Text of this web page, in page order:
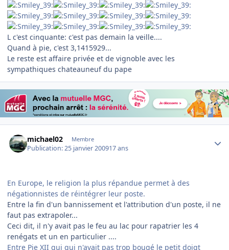
L c'est cinquante: c'est pas demain la veille....
Quand à pie, c'est 3,1415929...
Le reste est affaire privée et de vignoble avec les
sympathiques chateauneuf du pape
michael02 Membre
Publication:25 janvier 200917 ans
En Europe, le religion la plus répandue permet à des
négationnistes de réintégrer leur poste.
Entre la fin d'un bannissement et l'attribution d'un poste, il ne
faut pas extrapoler...
Ceci dit, il n'y avait pas le feu au lac pour rapatrier les 4
renégats et un en particulier ....
Entre Pie XII qui qui n'avait pas trop bougé le petit doigt